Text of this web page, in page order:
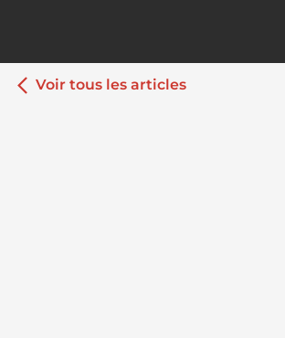
Voir tous les articles